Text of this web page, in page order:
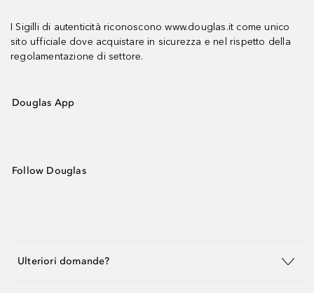
I Sigilli di autenticità riconoscono www.douglas.it come unico
sito ufficiale dove acquistare in sicurezza e nel rispetto della
regolamentazione di settore.
Douglas App
Follow Douglas
Ulteriori domande?